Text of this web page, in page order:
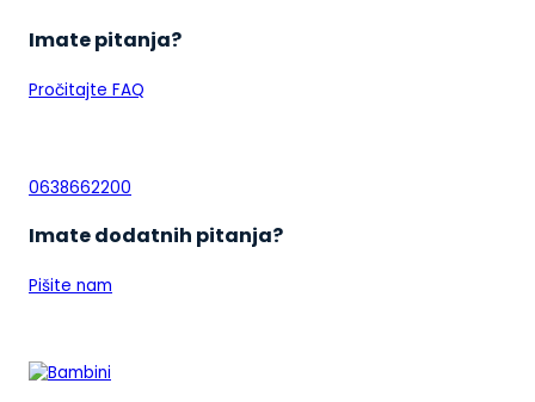
Imate pitanja?
Pročitajte FAQ
0638662200
Imate dodatnih pitanja?
Pišite nam